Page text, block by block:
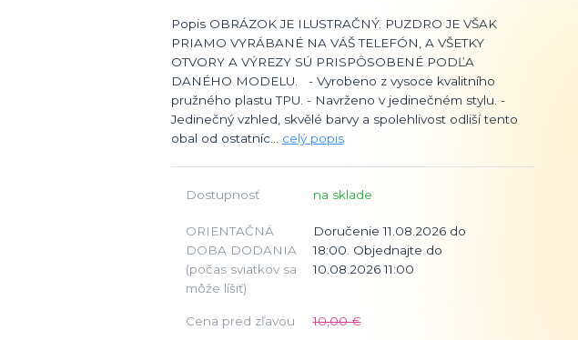
Popis OBRÁZOK JE ILUSTRAČNÝ. PUZDRO JE VŠAK
PRIAMO VYRÁBANÉ NA VÁŠ TELEFÓN, A VŠETKY
OTVORY A VÝREZY SÚ PRISPÔSOBENÉ PODĽA
DANÉHO MODELU. - Vyrobeno z vysoce kvalitního
pružného plastu TPU. - Navrženo v jedinečném stylu. -
Jedinečný vzhled, skvělé barvy a spolehlivost odliší tento
obal od ostatníc... celý popis
Dostupnosť na sklade
ORIENTAČNÁ
DOBA DODANIA
(počas sviatkov sa
môže líšiť)
Doručenie 11.08.2026 do
18:00. Objednajte do
10.08.2026 11:00
Cena pred zľavou 10,00 €